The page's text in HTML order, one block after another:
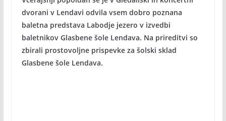
dvorani v Lendavi odvila vsem dobro poznana
baletna predstava Labodje jezero v izvedbi
baletnikov Glasbene šole Lendava. Na prireditvi so
zbirali prostovoljne prispevke za šolski sklad
Glasbene šole Lendava.